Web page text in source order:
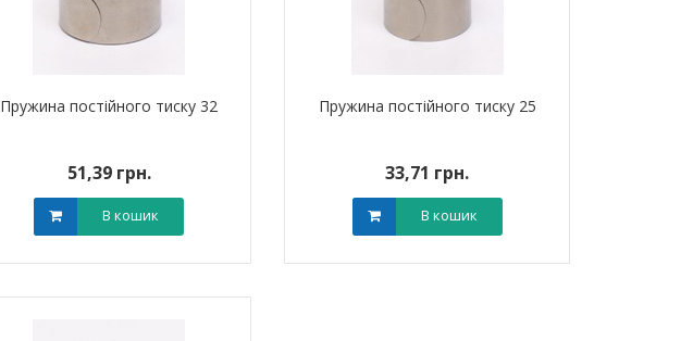
Пружина постійного тиску 32
51,39 грн.
В кошик
Пружина постійного тиску 25
33,71 грн.
В кошик